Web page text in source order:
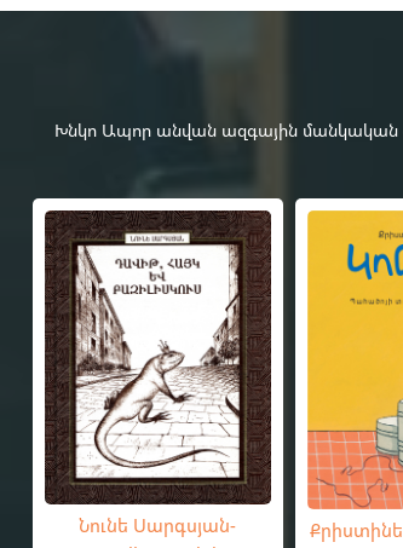
Խնկո Ապոր անվան ազգային մանկական
Նունե Սարգսյան-